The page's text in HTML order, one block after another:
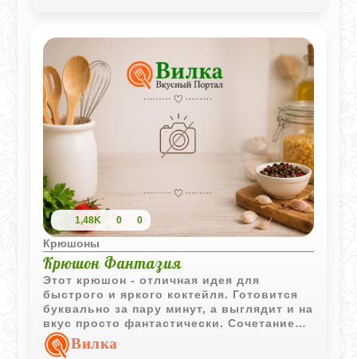
1,48K 0 0
Крюшоны
Крюшон Фантазия
Этот крюшон - отличная идея для
быстрого и яркого коктейля. Готовится
буквально за пару минут, а выглядит и на
вкус просто фантастически. Сочетание
портвейна и сладкого десертного вина
отлично балансируется кислинкой
Вилка